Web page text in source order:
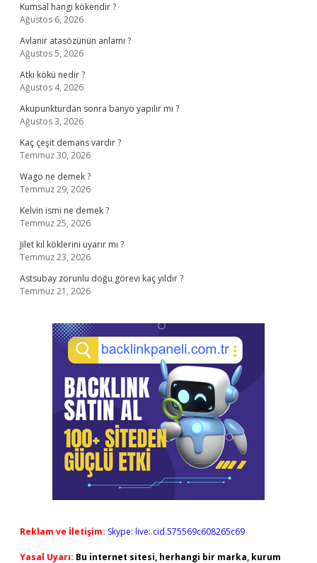
Kumsal hangi kökendir ?
Ağustos 6, 2026
Avlanır atasözünün anlamı ?
Ağustos 5, 2026
Atkı kökü nedir ?
Ağustos 4, 2026
Akupunkturdan sonra banyo yapılır mı ?
Ağustos 3, 2026
Kaç çeşit demans vardır ?
Temmuz 30, 2026
Wago ne demek ?
Temmuz 29, 2026
Kelvin ismi ne demek ?
Temmuz 25, 2026
Jilet kıl köklerini uyarır mı ?
Temmuz 23, 2026
Astsubay zorunlu doğu görevi kaç yıldır ?
Temmuz 21, 2026
Reklam ve İletişim: Skype: live:.cid.575569c608265c69
Yasal Uyarı: Bu internet sitesi, herhangi bir marka, kurum